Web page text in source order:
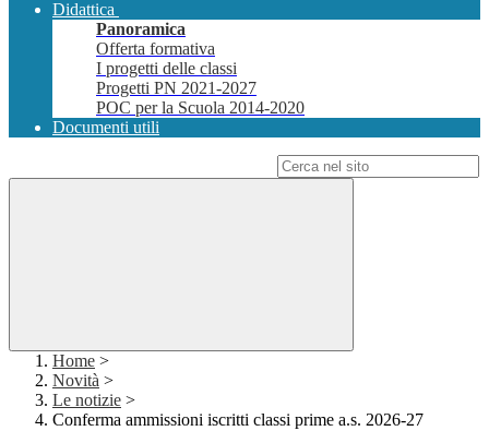
Didattica
Panoramica
Offerta formativa
I progetti delle classi
Progetti PN 2021-2027
POC per la Scuola 2014-2020
Documenti utili
Home >
Novità >
Le notizie >
Conferma ammissioni iscritti classi prime a.s. 2026-27